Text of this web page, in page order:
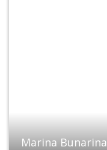
Marina Bunarina